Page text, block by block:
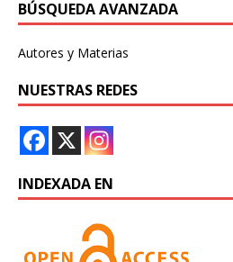
BÚSQUEDA AVANZADA
Autores y Materias
NUESTRAS REDES
INDEXADA EN